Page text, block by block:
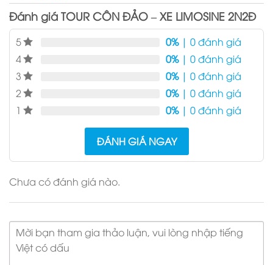
Đánh giá TOUR CÔN ĐẢO – XE LIMOSINE 2N2Đ
5 0%| 0 đánh giá
4
0%| 0 đánh giá
3
0%| 0 đánh giá
2
0%| 0 đánh giá
1
0%| 0 đánh giá
ĐÁNH GIÁ NGAY
Chưa có đánh giá nào.